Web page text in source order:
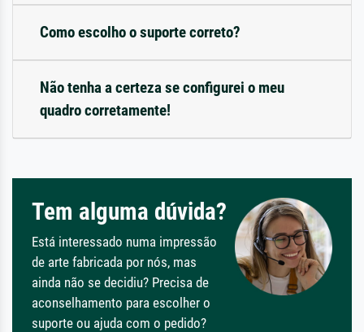
Como escolho o suporte correto?
Não tenha a certeza se configurei o meu
quadro corretamente!
Tem alguma dúvida?
Está interessado numa impressão
de arte fabricada por nós, mas
ainda não se decidiu? Precisa de
aconselhamento para escolher o
suporte ou ajuda com o pedido?